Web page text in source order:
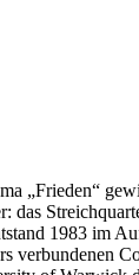
„Frieden“
das
1983 im
verbundenen